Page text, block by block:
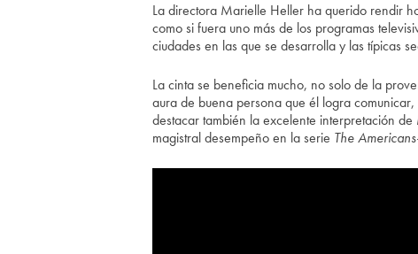
La directora Marielle Heller ha querido rendir
como si fuera uno más de los programas
ciudades en las que se desarrolla y las típicas
La cinta se beneficia mucho, no solo de la
aura de buena persona que él logra
destacar también la excelente interpretación
magistral desempeño en la serie The Americans